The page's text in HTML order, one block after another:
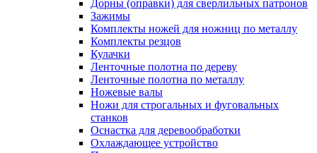
Дорны (оправки) для сверлильных патронов
Зажимы
Комплекты ножей для ножниц по металлу
Комплекты резцов
Кулачки
Ленточные полотна по дереву
Ленточные полотна по металлу
Ножевые валы
Ножи для строгальных и фуговальных
станков
Оснастка для деревообработки
Охлаждающее устройство